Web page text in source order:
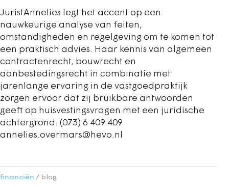
JuristAnnelies legt het accent op een
nauwkeurige analyse van feiten,
omstandigheden en regelgeving om te komen tot
een praktisch advies. Haar kennis van algemeen
contractenrecht, bouwrecht en
aanbestedingsrecht in combinatie met
jarenlange ervaring in de vastgoedpraktijk
zorgen ervoor dat zij bruikbare antwoorden
geeft op huisvestingsvragen met een juridische
achtergrond. (073) 6 409 409
annelies.overmars@hevo.nl
financiën blog